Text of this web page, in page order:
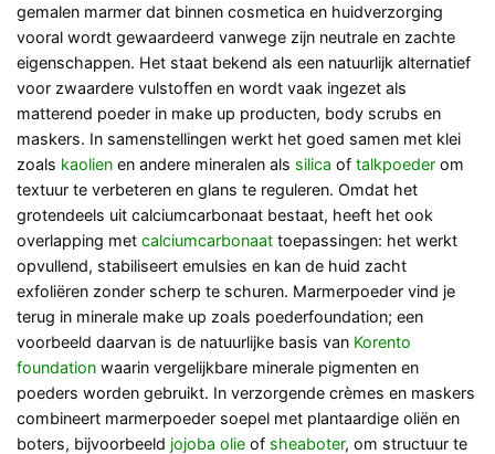
gemalen marmer dat binnen cosmetica en huidverzorging
vooral wordt gewaardeerd vanwege zijn neutrale en zachte
eigenschappen. Het staat bekend als een natuurlijk alternatief
voor zwaardere vulstoffen en wordt vaak ingezet als
matterend poeder in make up producten, body scrubs en
maskers. In samenstellingen werkt het goed samen met klei
zoals kaolien en andere mineralen als silica of talkpoeder om
textuur te verbeteren en glans te reguleren. Omdat het
grotendeels uit calciumcarbonaat bestaat, heeft het ook
overlapping met calciumcarbonaat toepassingen: het werkt
opvullend, stabiliseert emulsies en kan de huid zacht
exfoliëren zonder scherp te schuren. Marmerpoeder vind je
terug in minerale make up zoals poederfoundation; een
voorbeeld daarvan is de natuurlijke basis van Korento
foundation waarin vergelijkbare minerale pigmenten en
poeders worden gebruikt. In verzorgende crèmes en maskers
combineert marmerpoeder soepel met plantaardige oliën en
boters, bijvoorbeeld jojoba olie of sheaboter, om structuur te